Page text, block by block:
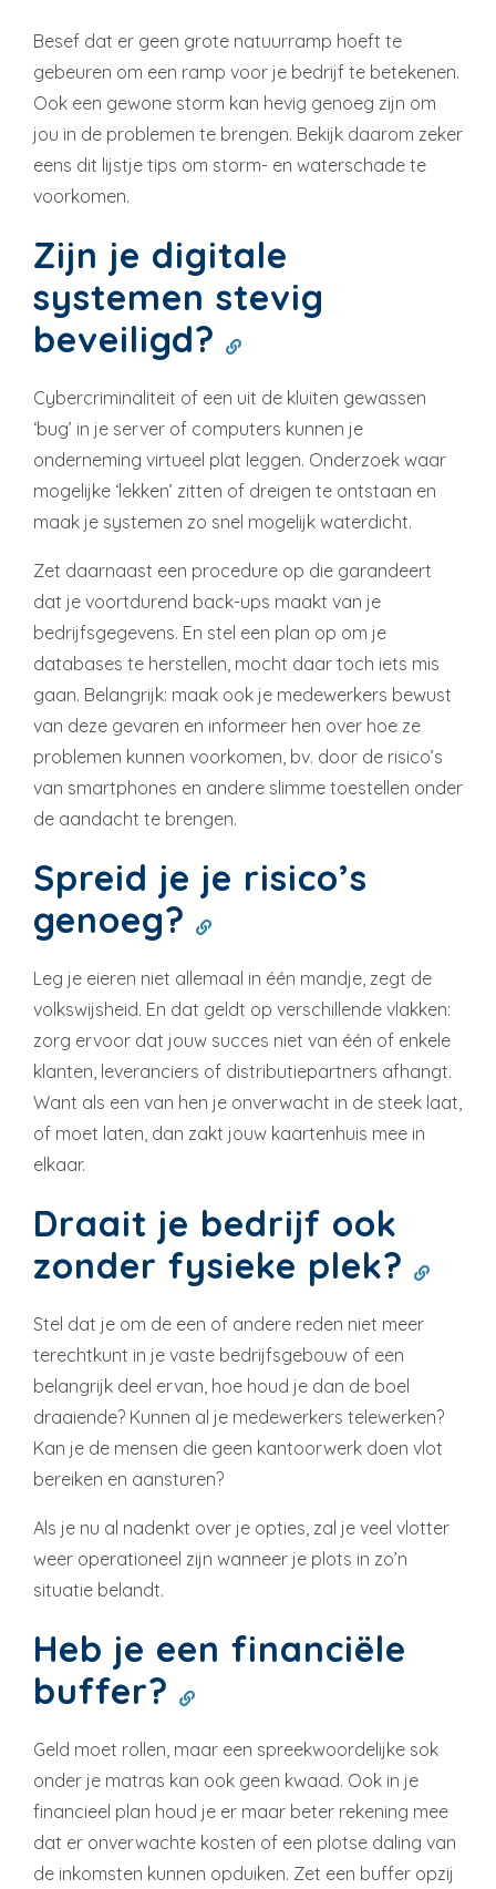
Besef dat er geen grote natuurramp hoeft te
gebeuren om een ramp voor je bedrijf te betekenen.
Ook een gewone storm kan hevig genoeg zijn om
jou in de problemen te brengen. Bekijk daarom zeker
eens dit lijstje tips om storm- en waterschade te
voorkomen.
Zijn je digitale
systemen stevig
beveiligd?
Cybercriminaliteit of een uit de kluiten gewassen
‘bug’ in je server of computers kunnen je
onderneming virtueel plat leggen. Onderzoek waar
mogelijke ‘lekken’ zitten of dreigen te ontstaan en
maak je systemen zo snel mogelijk waterdicht.
Zet daarnaast een procedure op die garandeert
dat je voortdurend back-ups maakt van je
bedrijfsgegevens. En stel een plan op om je
databases te herstellen, mocht daar toch iets mis
gaan. Belangrijk: maak ook je medewerkers bewust
van deze gevaren en informeer hen over hoe ze
problemen kunnen voorkomen, bv. door de risico’s
van smartphones en andere slimme toestellen onder
de aandacht te brengen.
Spreid je je risico’s
genoeg?
Leg je eieren niet allemaal in één mandje, zegt de
volkswijsheid. En dat geldt op verschillende vlakken:
zorg ervoor dat jouw succes niet van één of enkele
klanten, leveranciers of distributiepartners afhangt.
Want als een van hen je onverwacht in de steek laat,
of moet laten, dan zakt jouw kaartenhuis mee in
elkaar.
Draait je bedrijf ook
zonder fysieke plek?
Stel dat je om de een of andere reden niet meer
terechtkunt in je vaste bedrijfsgebouw of een
belangrijk deel ervan, hoe houd je dan de boel
draaiende? Kunnen al je medewerkers telewerken?
Kan je de mensen die geen kantoorwerk doen vlot
bereiken en aansturen?
Als je nu al nadenkt over je opties, zal je veel vlotter
weer operationeel zijn wanneer je plots in zo’n
situatie belandt.
Heb je een financiële
buffer?
Geld moet rollen, maar een spreekwoordelijke sok
onder je matras kan ook geen kwaad. Ook in je
financieel plan houd je er maar beter rekening mee
dat er onverwachte kosten of een plotse daling van
de inkomsten kunnen opduiken. Zet een buffer opzij